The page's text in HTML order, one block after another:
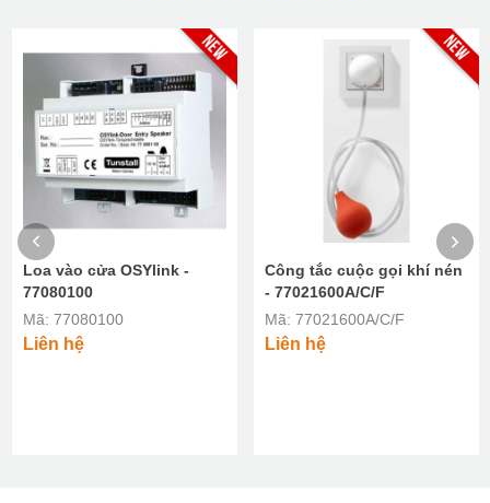
Loa vào cửa OSYlink -
77080100
Mã: 77080100
Liên hệ
Công tắc cuộc gọi khí nén
- 77021600A/C/F
Mã: 77021600A/C/F
Liên hệ